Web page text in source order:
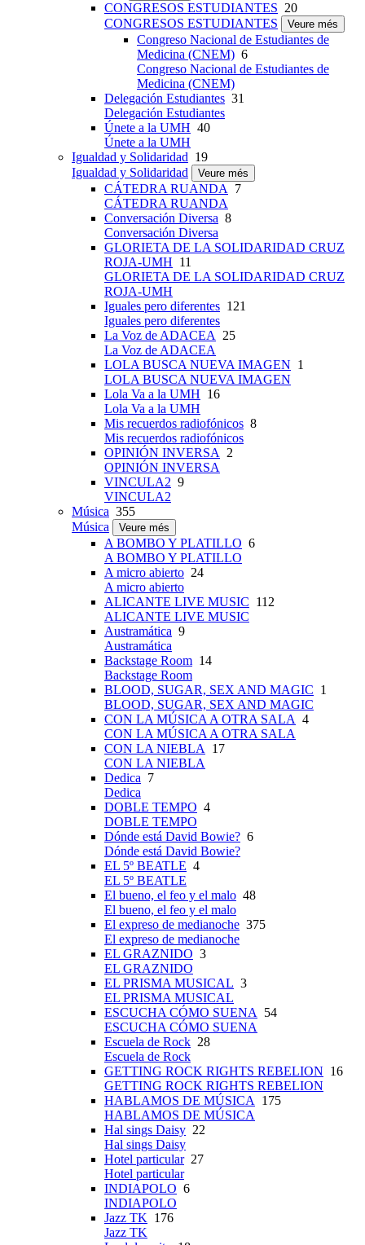
CONGRESOS ESTUDIANTES 20
CONGRESOS ESTUDIANTES
Veure més
Congreso Nacional de Estudiantes de
Medicina (CNEM) 6
Congreso Nacional de Estudiantes de
Medicina (CNEM)
Delegación Estudiantes 31
Delegación Estudiantes
Únete a la UMH 40
Únete a la UMH
Igualdad y Solidaridad 19
Igualdad y Solidaridad
Veure més
CÁTEDRA RUANDA
7
CÁTEDRA RUANDA
Conversación Diversa 8
Conversación Diversa
GLORIETA DE LA SOLIDARIDAD CRUZ
ROJA-UMH 11
GLORIETA DE LA SOLIDARIDAD CRUZ
ROJA-UMH
Iguales pero diferentes 121
Iguales pero diferentes
La Voz de ADACEA
25
La Voz de ADACEA
LOLA BUSCA NUEVA IMAGEN 1
LOLA BUSCA NUEVA IMAGEN
Lola Va a la UMH 16
Lola Va a la UMH
Mis recuerdos radiofónicos 8
Mis recuerdos radiofónicos
OPINIÓN INVERSA
2
OPINIÓN INVERSA
VINCULA2 9
VINCULA2
Música 355
Música
Veure més
A BOMBO Y PLATILLO 6
A BOMBO Y PLATILLO
A micro abierto 24
A micro abierto
ALICANTE LIVE MUSIC 112
ALICANTE LIVE MUSIC
Austramática 9
Austramática
Backstage Room 14
Backstage Room
BLOOD, SUGAR, SEX AND MAGIC 1
BLOOD, SUGAR, SEX AND MAGIC
CON LA MÚSICA A OTRA SALA 4
CON LA MÚSICA A OTRA SALA
CON LA NIEBLA
17
CON LA NIEBLA
Dedica 7
Dedica
DOBLE TEMPO 4
DOBLE TEMPO
Dónde está David Bowie? 6
Dónde está David Bowie?
EL 5º BEATLE 4
EL 5º BEATLE
El bueno, el feo y el malo 48
El bueno, el feo y el malo
El expreso de medianoche 375
El expreso de medianoche
EL GRAZNIDO 3
EL GRAZNIDO
EL PRISMA MUSICAL 3
EL PRISMA MUSICAL
ESCUCHA CÓMO SUENA
54
ESCUCHA CÓMO SUENA
Escuela de Rock 28
Escuela de Rock
GETTING ROCK RIGHTS REBELION 16
GETTING ROCK RIGHTS REBELION
HABLAMOS DE MÚSICA
175
HABLAMOS DE MÚSICA
Hal sings Daisy 22
Hal sings Daisy
Hotel particular27
Hotel particular
INDIAPOLO 6
INDIAPOLO
Jazz TK 176
Jazz TK